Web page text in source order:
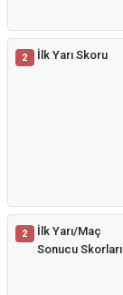
2 İlk Yarı Skoru
2
İlk Yarı/Maç
Sonucu Skorları